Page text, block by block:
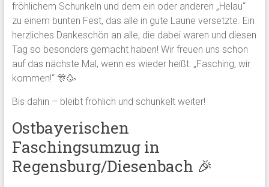
fröhlichem Schunkeln und dem ein oder anderen „Helau“
zu einem bunten Fest, das alle in gute Laune versetzte. Ein
herzliches Dankeschön an alle, die dabei waren und diesen
Tag so besonders gemacht haben! Wir freuen uns schon
auf das nächste Mal, wenn es wieder heißt: „Fasching, wir
kommen!“ 🎊🥳
Bis dahin – bleibt fröhlich und schunkelt weiter!
Ostbayerischen
Faschingsumzug in
Regensburg/Diesenbach 🎉